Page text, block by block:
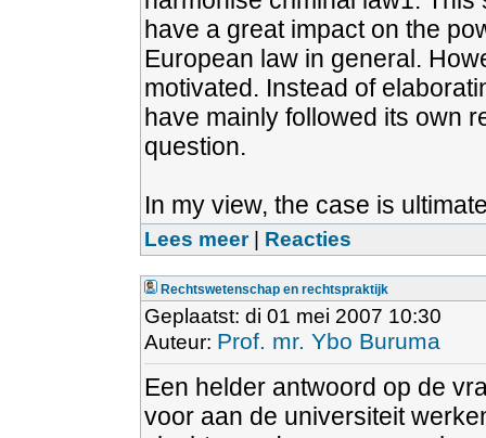
have a great impact on the
European law in general.
motivated. Instead of
have mainly followed its own
question.
In my view, the case is
Lees meer| Reacties
Rechtswetenschap en rechtspraktijk
Geplaatst: di 01 mei 2007 10:30
Auteur: Prof. mr. Ybo Buruma
Een helder antwoord op de
voor aan de universiteit